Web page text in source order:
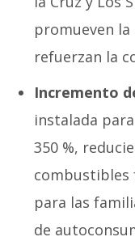
promueven
refuerzan la
Incremento
instalada
350 %,
combustibles
para las
de